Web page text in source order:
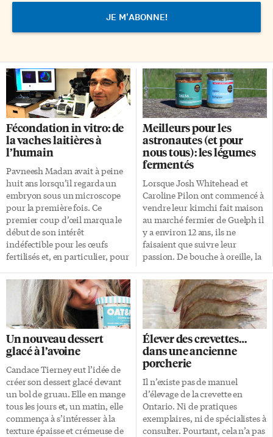
Fécondation in vitro: de
la vaches laitières à
l’humain
Pavneesh Madan avait à peine
huit ans lorsqu’il regarda un
embryon sous un microscope
pour la première fois. Ce
premier coup d’œil marqua le
début de son intérêt
indéfectible pour les œufs
fertilisés et, en particulier, pour
embryonnaire précoce chez les
bovins laitiers. Ce vétérinaire et
chercheur de l’Université de
Guelph mène aujourd’hui une
recherche qui vise à trouver des
moyens de distinguer les
embryons de bonne qualité des
embryons de mauvaise qualité
avant leur utilisation pour le
transfert embryonnaire. «La
mortalité embryonnaire
précoce coûte très cher aux
producteurs laitiers», fait-il
Meilleurs pour les
astronautes (et pour
nous tous): les légumes
fermentés
Lorsque Josh Whitehead et
Caroline Pilon ont commencé à
vendre leur kimchi fait maison
au marché fermier de Guelph il
y a environ 12 ans, ils ne
faisaient que suivre leur
passion. De bouche à oreille, la
à la coréenne s’est vite
répandue et leurs affaires se
sont vite multipliées. «C’est par
coup de chance que nous avons
commencé à vendre sur le
marché au détail», indique
M. Whitehead, cofondateur de
Green Table Foods avec son
épouse Caroline. «Je fais du
kimchi depuis que j’ai 15 ans
environ; nous ne cherchions
qu’à faire quelque chose que
nous aimions.» […]
Un nouveau dessert
glacé à l’avoine
Candace Tierney eut l’idée de
créer son dessert glacé devant
un bol de gruau. Elle en mange
tous les jours et, un matin, elle
commença à s’intéresser à la
texture épaisse et crémeuse de
Élever des crevettes…
dans une ancienne
porcherie
Il n’existe pas de manuel
d’élevage de la crevette en
Ontario. Ni de pratiques
exemplaires, ni de spécialistes à
consulter. Pourtant, cela n’a pas